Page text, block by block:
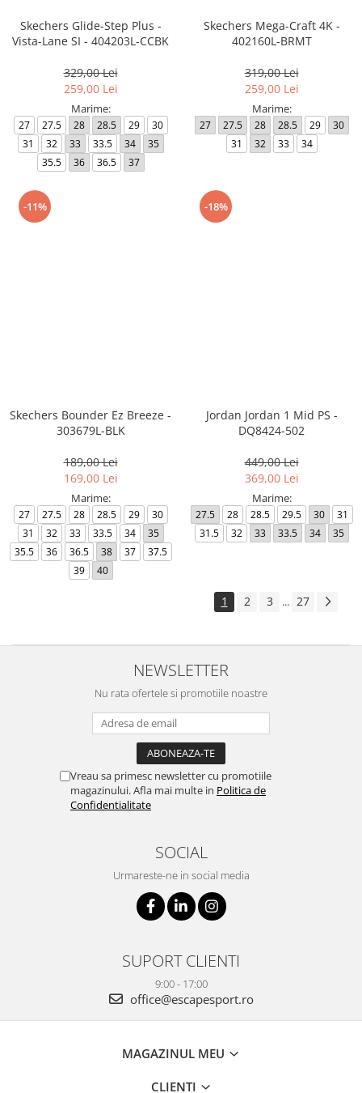
Skechers Glide-Step Plus -
Vista-Lane SI - 404203L-CCBK
329,00 Lei
259,00 Lei
Marime:
27 27.5 28 28.5 29
30
31
32 33 33.5 34
35
35.5
36 36.5 37
Skechers Mega-Craft 4K -
402160L-BRMT
319,00 Lei
259,00 Lei
Marime:
27 27.5 28 28.5 29
30
31
32 33 34
-11%
Skechers Bounder Ez Breeze -
303679L-BLK
189,00 Lei
169,00 Lei
Marime:
27 27.5 28 28.5 29
30
31
32 33 33.5 34
35
35.5
36 36.5 38 37
37.5
39
40
-18%
Jordan Jordan 1 Mid PS -
DQ8424-502
449,00 Lei
369,00 Lei
Marime:
27.5 28 28.5 29.5 30
31
31.5
32 33 33.5 34 35
1 2 3 ... 27
NEWSLETTER
Nu rata ofertele si promotiile noastre
Vreau sa primesc newsletter cu promotiile
magazinului. Afla mai multe in Politica de
Confidentialitate
SOCIAL
Urmareste-ne in social media
SUPORT CLIENTI
9:00 - 17:00
office@escapesport.ro
MAGAZINUL MEU
CLIENTI